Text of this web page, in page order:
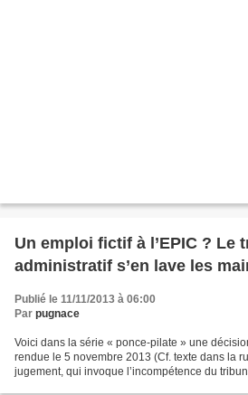
Un emploi fictif à l’EPIC ? Le
administratif s’en lave les
Publié le 11/11/2013 à 06:00
Par pugnace
Voici dans la série « ponce-pilate » une
rendue le 5 novembre 2013 (Cf. texte dans la
jugement, qui invoque l’incompétence du